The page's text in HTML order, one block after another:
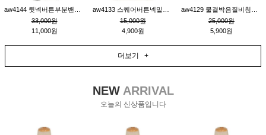
33,000원
11,000원
15,000원
4,900원
25,000원
5,900원
더보기 +
NEWARRIVAL
오늘의 신상품입니다